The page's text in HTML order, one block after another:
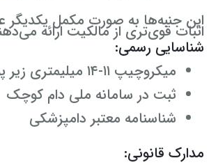
این جنبه‌ها به صورت مکمل یکدیگر
اثبات قوی‌تری از مالکیت ارائه
شناسایی رسمی:
میکروچیپ ۱۱-۱۴ میلیمتری زیر پوست
ثبت در سامانه ملی دام کوچک
شناسنامه معتبر دامپزشکی
مدارک قانونی: